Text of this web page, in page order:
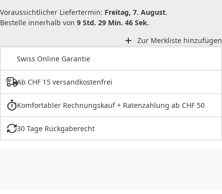
Voraussichtlicher Liefertermin: Freitag, 7. August.
Bestelle innerhalb von 9 Std. 29 Min. 46 Sek.
Zur Merkliste hinzufügen
Swiss Online Garantie
Ab CHF 15 versandkostenfrei
Komfortabler Rechnungskauf + Ratenzahlung ab CHF 50
30 Tage Rückgaberecht